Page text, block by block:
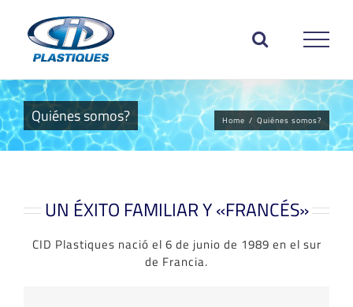
content
Quiénes somos? Home / Quiénes somos?
UN ÉXITO FAMILIAR Y «FRANCÉS»
CID Plastiques nació el 6 de junio de 1989 en el sur
de Francia.